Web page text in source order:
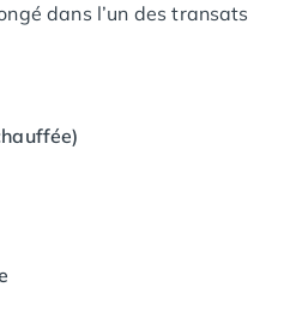
dans l’un des transats